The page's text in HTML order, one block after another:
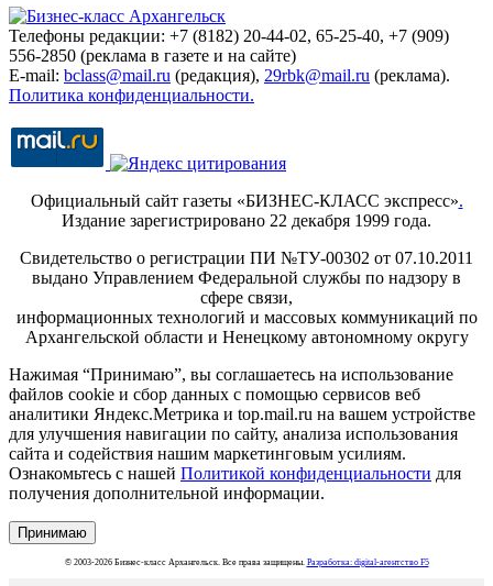
Телефоны редакции: +7 (8182) 20-44-02, 65-25-40, +7 (909)
556-2850 (реклама в газете и на сайте)
E-mail: bclass@mail.ru (редакция), 29rbk@mail.ru (реклама).
Политика конфиденциальности.
Официальный сайт газеты «БИЗНЕС-КЛАСС экспресс».
Издание зарегистрировано 22 декабря 1999 года.
Свидетельство о регистрации ПИ №ТУ-00302 от 07.10.2011
выдано Управлением Федеральной службы по надзору в
сфере связи,
информационных технологий и массовых коммуникаций по
Архангельской области и Ненецкому автономному округу
Нажимая “Принимаю”, вы соглашаетесь на использование
файлов cookie и сбор данных с помощью сервисов веб
аналитики Яндекс.Метрика и top.mail.ru на вашем устройстве
для улучшения навигации по сайту, анализа использования
сайта и содействия нашим маркетинговым усилиям.
Ознакомьтесь с нашей Политикой конфиденциальности для
получения дополнительной информации.
Принимаю
© 2003-2026 Бизнес-класс Архангельск. Все права защищены. Разработка: digital-агентство F5